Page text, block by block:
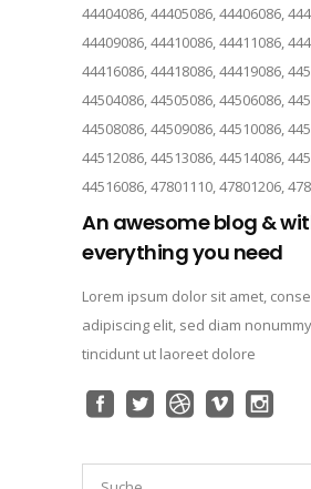
44404086, 44405086, 44406086,
44409086, 44410086, 44411086,
44416086, 44418086, 44419086,
44504086, 44505086, 44506086,
44508086, 44509086, 44510086,
44512086, 44513086, 44514086,
44516086, 47801110, 47801206,
An awesome blog &
everything you need
Lorem ipsum dolor sit amet,
adipiscing elit, sed diam
tincidunt ut laoreet dolore